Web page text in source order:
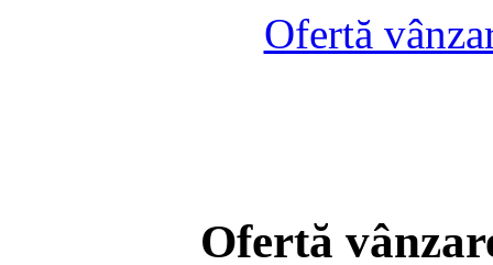
Ofertă
Ofertă